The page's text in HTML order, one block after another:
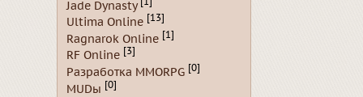
Jade Dynasty
Ultima Online [13]
Ragnarok Online [1]
RF Online [3]
Разработка MMORPG [0]
MUDы [0]